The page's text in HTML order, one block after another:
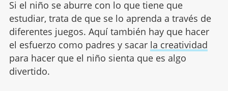
Si el niño se aburre con lo que tiene que
estudiar, trata de que se lo aprenda a través de
diferentes juegos. Aquí también hay que hacer
el esfuerzo como padres y sacar la creatividad
para hacer que el niño sienta que es algo
divertido.